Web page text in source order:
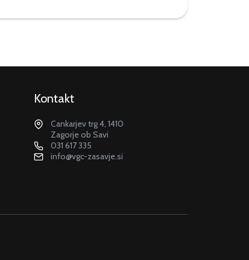
Kontakt
Cankarjev trg 4, 1410
Zagorje ob Savi
031 617 335
info@vgc-zasavje.si